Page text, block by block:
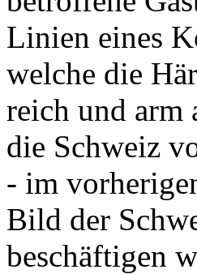
Linien eines
welche die
reich und arm
die Schweiz
- im
Bild der
beschäftigen